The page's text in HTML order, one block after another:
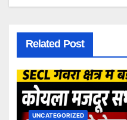
Related Post
UNCATEGORIZED